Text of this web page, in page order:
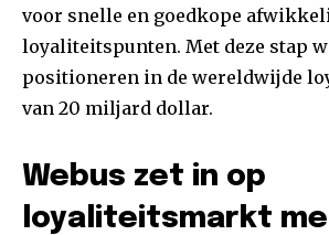
voor snelle en goedkope
loyaliteitspunten. Met deze stap
positioneren in de wereldwijde
van 20 miljard dollar.
Webus zet in op
loyaliteitsmarkt